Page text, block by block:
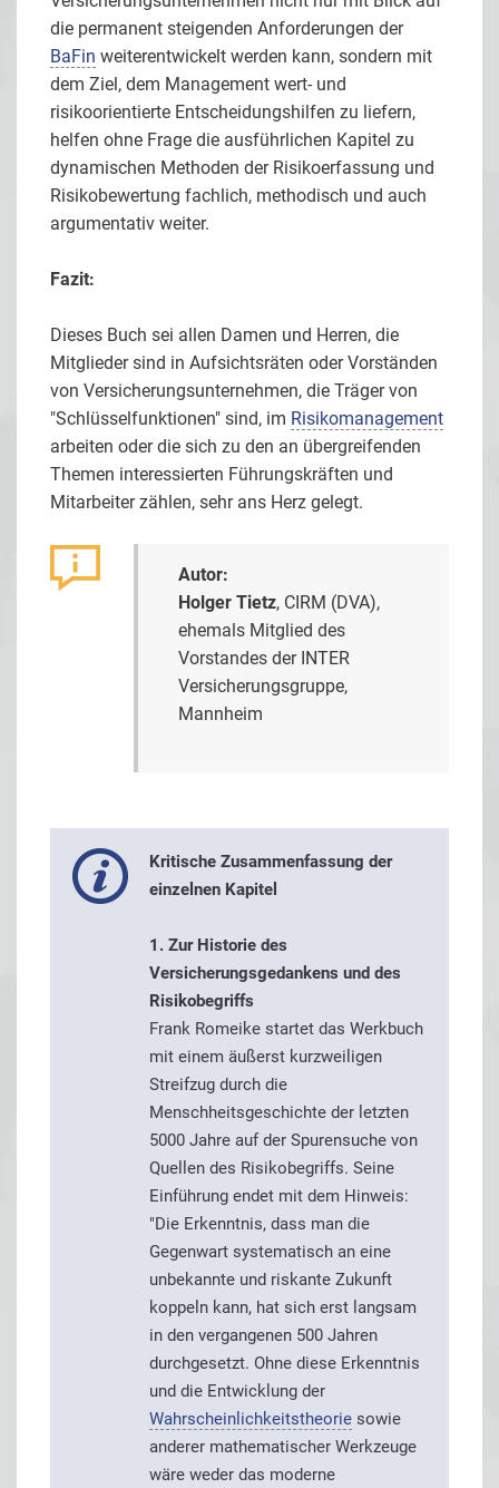
die permanent steigenden Anforderungen der
BaFin weiterentwickelt werden kann, sondern mit
dem Ziel, dem Management wert- und
risikoorientierte Entscheidungshilfen zu liefern,
helfen ohne Frage die ausführlichen Kapitel zu
dynamischen Methoden der Risikoerfassung und
Risikobewertung fachlich, methodisch und auch
argumentativ weiter.
Fazit:
Dieses Buch sei allen Damen und Herren, die
Mitglieder sind in Aufsichtsräten oder Vorständen
von Versicherungsunternehmen, die Träger von
"Schlüsselfunktionen" sind, im Risikomanagement
arbeiten oder die sich zu den an übergreifenden
Themen interessierten Führungskräften und
Mitarbeiter zählen, sehr ans Herz gelegt.
Autor:
Holger Tietz, CIRM (DVA),
ehemals Mitglied des
Vorstandes der INTER
Versicherungsgruppe,
Mannheim
Kritische Zusammenfassung der
einzelnen Kapitel
1. Zur Historie des
Versicherungsgedankens und des
Risikobegriffs
Frank Romeike startet das Werkbuch
mit einem äußerst kurzweiligen
Streifzug durch die
Menschheitsgeschichte der letzten
5000 Jahre auf der Spurensuche von
Quellen des Risikobegriffs. Seine
Einführung endet mit dem Hinweis:
"Die Erkenntnis, dass man die
Gegenwart systematisch an eine
unbekannte und riskante Zukunft
koppeln kann, hat sich erst langsam
in den vergangenen 500 Jahren
durchgesetzt. Ohne diese Erkenntnis
und die Entwicklung der
Wahrscheinlichkeitstheorie sowie
anderer mathematischer Werkzeuge
wäre weder das moderne